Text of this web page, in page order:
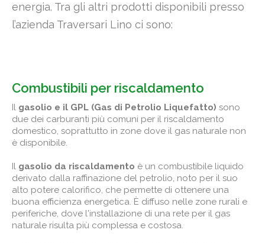
energia. Tra gli altri prodotti disponibili presso
l’azienda Traversari Lino ci sono:
Combustibili per riscaldamento
Il gasolio e il GPL (Gas di Petrolio Liquefatto) sono
due dei carburanti più comuni per il riscaldamento
domestico, soprattutto in zone dove il gas naturale non
è disponibile.
Il gasolio da riscaldamento è un combustibile liquido
derivato dalla raffinazione del petrolio, noto per il suo
alto potere calorifico, che permette di ottenere una
buona efficienza energetica. È diffuso nelle zone rurali e
periferiche, dove l'installazione di una rete per il gas
naturale risulta più complessa e costosa.